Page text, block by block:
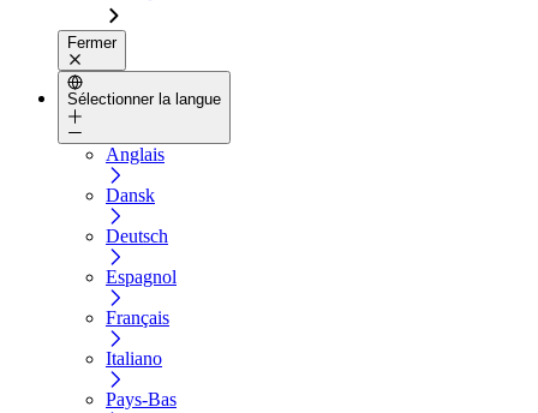
Fermer
Sélectionner la langue
Anglais
Dansk
Deutsch
Espagnol
Français
Italiano
Pays-Bas